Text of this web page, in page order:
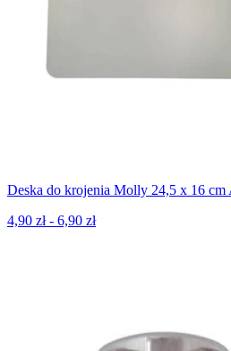
Deska do krojenia Molly 24,5 x 16
4,90 zł - 6,90 zł